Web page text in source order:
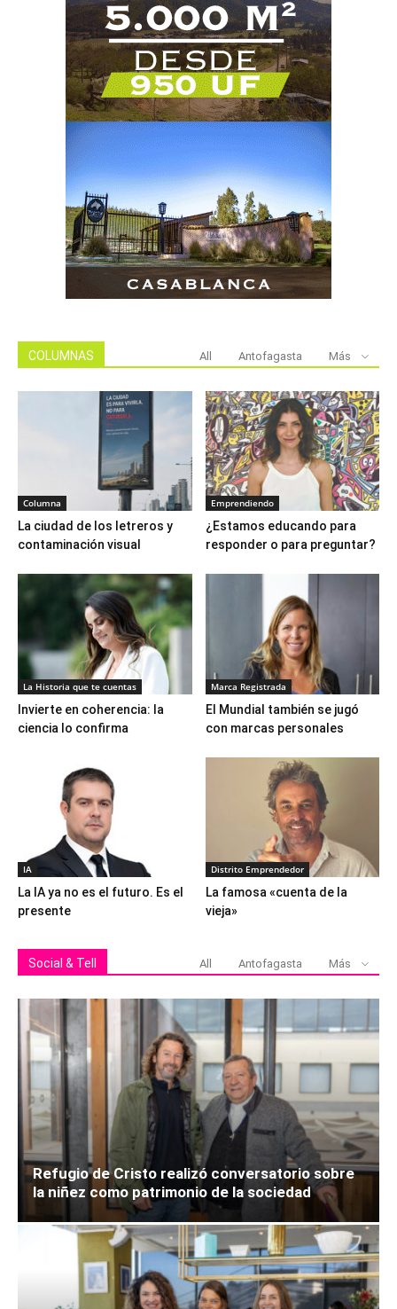
COLUMNAS All Antofagasta Más
Columna
La ciudad de los letreros y
contaminación visual
Emprendiendo
¿Estamos educando para
responder o para preguntar?
La Historia que te cuentas
Invierte en coherencia: la
ciencia lo confirma
Marca Registrada
El Mundial también se jugó
con marcas personales
IA
La IA ya no es el futuro. Es el
presente
Distrito Emprendedor
La famosa «cuenta de la
vieja»
Social & Tell All Antofagasta Más
Refugio de Cristo realizó conversatorio sobre
la niñez como patrimonio de la sociedad